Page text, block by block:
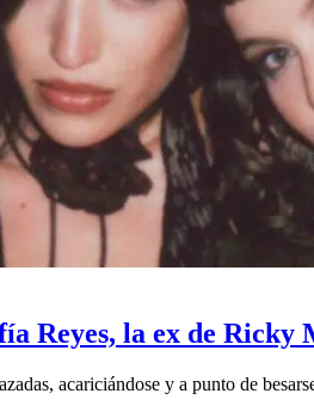
Reyes, la ex de
acariciándose y a punto de